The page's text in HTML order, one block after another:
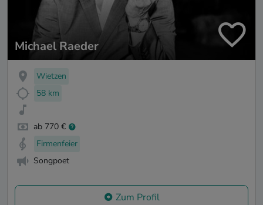
Michael Raeder
Wietzen
58 km
ab 770 €
Firmenfeier
Songpoet
Zum Profil